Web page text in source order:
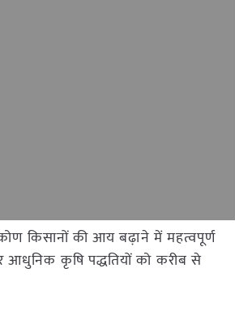
किसानों की आय बढ़ाने में महत्वपूर्ण
आधुनिक कृषि पद्धतियों को करीब से